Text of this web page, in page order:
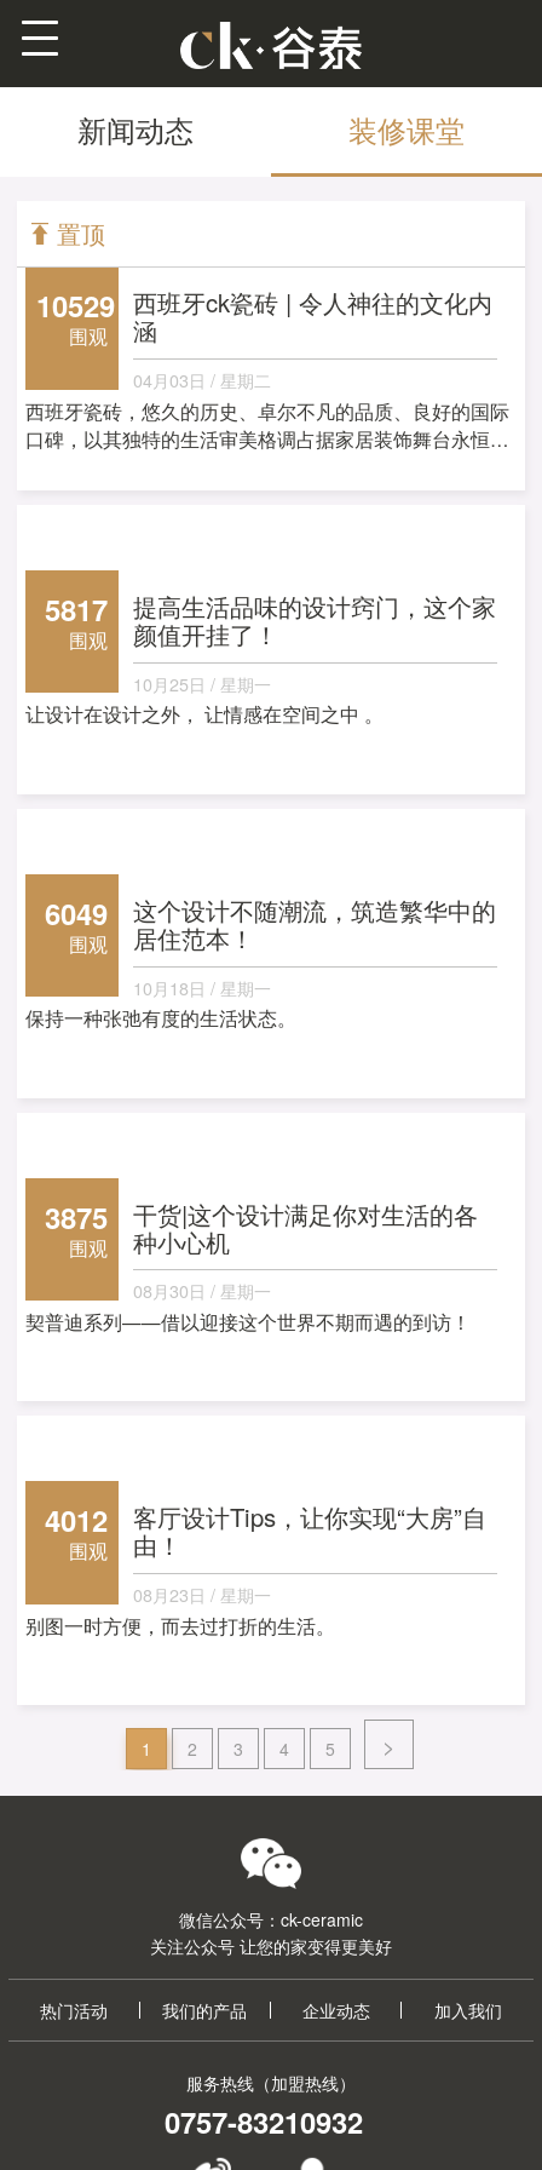
新闻动态 装修课堂
10529
围观
西班牙ck瓷砖 | 令人神往的文化内
涵
置顶
04月03日 / 星期二
西班牙瓷砖，悠久的历史、卓尔不凡的品质、良好的国际
口碑，以其独特的生活审美格调占据家居装饰舞台永恒时
5817
围观
提高生活品味的设计窍门，这个家
颜值开挂了！
10月25日 / 星期一
让设计在设计之外， 让情感在空间之中 。
6049
围观
这个设计不随潮流，筑造繁华中的
居住范本！
10月18日 / 星期一
保持一种张弛有度的生活状态。
3875
围观
干货|这个设计满足你对生活的各
种小心机
08月30日 / 星期一
契普迪系列——借以迎接这个世界不期而遇的到访！
4012
围观
客厅设计Tips，让你实现“大房”自
由！
08月23日 / 星期一
别图一时方便，而去过打折的生活。
1 2 3 4 5 >
微信公众号：ck-ceramic
关注公众号 让您的家变得更美好
热门活动 我们的产品 企业动态 加入我们
服务热线（加盟热线）
0757-83210932